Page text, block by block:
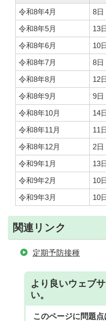
令和8年4月
8日
令和8年5月
13
令和8年6月
10
令和8年7月
8日
令和8年8月
12
令和8年9月
9日
令和8年10月
14
令和8年11月
11
令和8年12月
2日
令和9年1月
13
令和9年2月
10
令和9年3月
10
関連リンク
定期予防接種
より良いウェブ
い。
このページに問題点